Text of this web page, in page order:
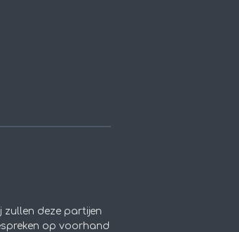
zullen deze partijen
op voorhand